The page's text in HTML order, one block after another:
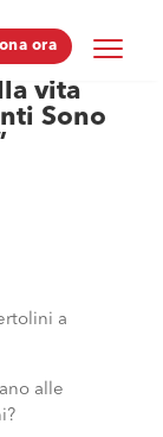
ora
ora
vita
Sono
a
alle